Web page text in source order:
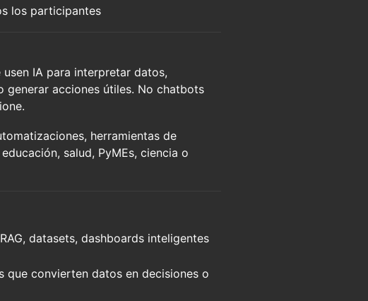
los participantes
IA para interpretar datos,
generar acciones útiles. No chatbots
herramientas de
salud, PyMEs, ciencia o
datasets, dashboards inteligentes
que convierten datos en decisiones o